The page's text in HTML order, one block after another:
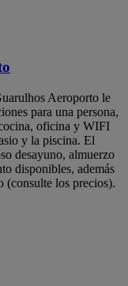
Aeroporto le
para una persona,
oficina y WIFI
y la piscina. El
desayuno, almuerzo
disponibles, además
(consulte los precios).